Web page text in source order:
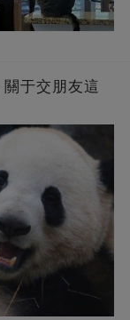
于交朋友這